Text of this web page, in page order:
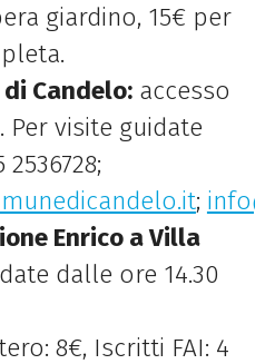
giardino, 15€ per
Candelo: accesso
visite guidate
;
Enrico a Villa
dalle ore 14.30
8€, Iscritti FAI: 4